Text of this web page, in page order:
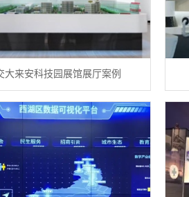
大来安科技园展馆展厅案例